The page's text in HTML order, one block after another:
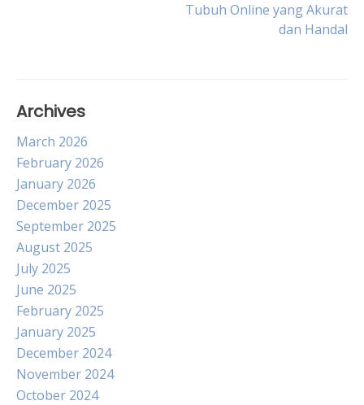
Tubuh Online yang Akurat
dan Handal
Archives
March 2026
February 2026
January 2026
December 2025
September 2025
August 2025
July 2025
June 2025
February 2025
January 2025
December 2024
November 2024
October 2024